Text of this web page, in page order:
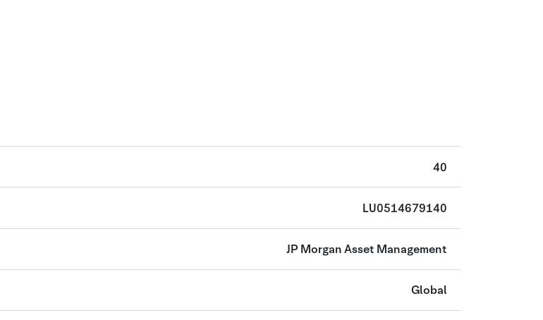
40
LU0514679140
JP Morgan Asset Management
Global